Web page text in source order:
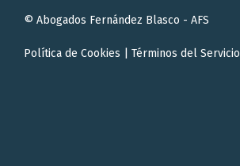
© Abogados Fernández Blasco - AFS
Política de Cookies Términos del Servicio